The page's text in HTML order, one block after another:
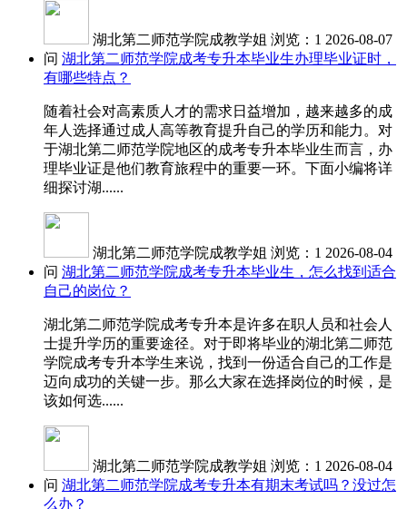
湖北第二师范学院成教学姐 浏览：1 2026-08-07
问 湖北第二师范学院成考专升本毕业生办理毕业证时，
有哪些特点？
随着社会对高素质人才的需求日益增加，越来越多的成
年人选择通过成人高等教育提升自己的学历和能力。对
于湖北第二师范学院地区的成考专升本毕业生而言，办
理毕业证是他们教育旅程中的重要一环。下面小编将详
细探讨湖......
湖北第二师范学院成教学姐 浏览：1 2026-08-04
问 湖北第二师范学院成考专升本毕业生，怎么找到适合
自己的岗位？
湖北第二师范学院成考专升本是许多在职人员和社会人
士提升学历的重要途径。对于即将毕业的湖北第二师范
学院成考专升本学生来说，找到一份适合自己的工作是
迈向成功的关键一步。那么大家在选择岗位的时候，是
该如何选......
湖北第二师范学院成教学姐 浏览：1 2026-08-04
问 湖北第二师范学院成考专升本有期末考试吗？没过怎
么办？